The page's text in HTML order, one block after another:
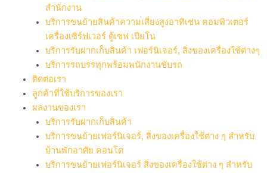
สำนักงาน
บริการขนย้ายสินค้าความเสี่ยงสูงอาทิเช่น คอมพิวเตอร์
เครื่องเซิร์ฟเวอร์ ตู้เซฟ เปียโน
บริการรับฝากเก็บสินค้า เฟอร์นิเจอร์, สิ่งของเครื่องใช้ต่างๆ
บริการรถบรรทุกพร้อมพนักงานขับรถ
ติดต่อเรา
ลูกค้าที่ใช้บริการของเรา
ผลงานของเรา
บริการรับฝากเก็บสินค้า
บริการขนย้ายเฟอร์นิเจอร์, สิ่งของเครื่องใช้ต่าง ๆ สำหรับ
บ้านพักอาศัย คอนโด
บริการขนย้ายเฟอร์นิเจอร์ สิ่งของเครื่องใช้ต่าง ๆ สำหรับ